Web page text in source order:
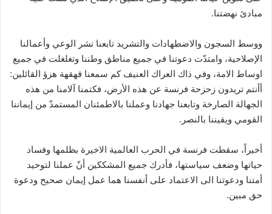
مبادئ نهضتنا.
ووسط السجون والاضطهادات والتشريد تابعنا نشر الوعي وأعمالنا
الإصلاحية، وامتدّت دعوتنا في جميع مناطق وطننا وتغلغلت في جميع
اوساط الامة، وفي ذاك العراك العنيف كم سمعنا قهقهة هزؤ القائلين:
أأنتم تريدون زحزحة فرنسة عن هذه الأرض، فكتمنا آلامنا من هذه
الجهالة الصارخة وتابعنا جهادنا وعملنا بالاطمئنان المستمدّ من إيماننا
القومي ويقيننا بالنصر.
أخيراً، سقطت فرنسة في الحرب العالمية الاخيرة بظلمها وفساد
حياتها وضعف سياستها، فأدرك جميع المشككين أنّ عملنا لتوحيد
أمتنا ودعوتنا الى الاعتماد على أنفسنا هما عمل إيمان صحيح ودعوة
حق مبين.